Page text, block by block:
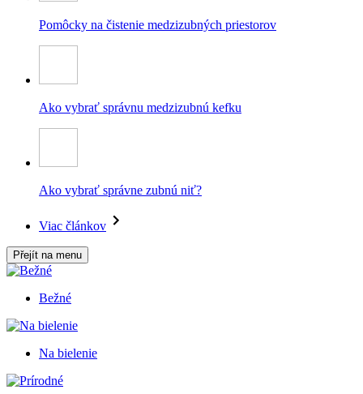
Pomôcky na čistenie medzizubných priestorov
Ako vybrať správnu medzizubnú kefku
Ako vybrať správne zubnú niť?
Viac článkov
Přejít na menu
Bežné
Na bielenie